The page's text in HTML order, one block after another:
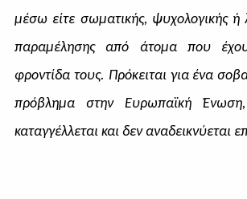
μέσω είτε σωματικής, ψυχολογικής ή
παραμέλησης από άτομα που
φροντίδα τους. Πρόκειται για ένα
πρόβλημα στην Ευρωπαϊκή
καταγγέλλεται και δεν αναδεικνύεται